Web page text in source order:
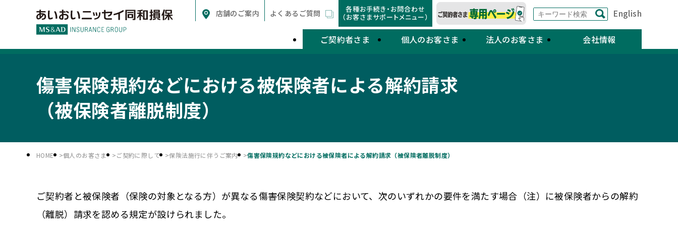
店舗のご案内 よくあるご質問
各種お手続き・お問合わせ
（お客さまサポートメニュー）
English
ご契約者さま 個人のお客さま 法人のお客さま 会社情報
傷害保険規約などにおける被保険者による解約請求
（被保険者離脱制度）
HOME 個人のお客さま ご契約に際して 保険法施行に伴うご案内 傷害保険規約などにおける被保険者による解約請求（被保険者離脱制度）
ご契約者と被保険者（保険の対象となる方）が異なる傷害保険契約などにおいて、次のいずれかの要件を満たす場合（注）に被保険者からの解約
（離脱）請求を認める規定が設けられました。